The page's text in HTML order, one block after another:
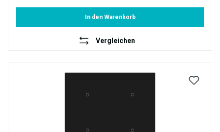
In den Warenkorb
Vergleichen